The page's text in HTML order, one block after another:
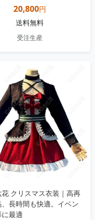
20,800円
送料無料
受注生産
クリスマス衣装｜高再
長時間も快適。イベン
に最適